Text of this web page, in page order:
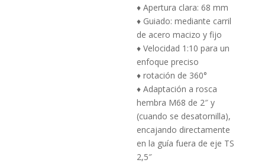
♦ Apertura clara: 68 mm
♦ Guiado: mediante carril
de acero macizo y fijo
♦ Velocidad 1:10 para un
enfoque preciso
♦ rotación de 360°
♦ Adaptación a rosca
hembra M68 de 2″ y
(cuando se desatornilla),
encajando directamente
en la guía fuera de eje TS
2,5″